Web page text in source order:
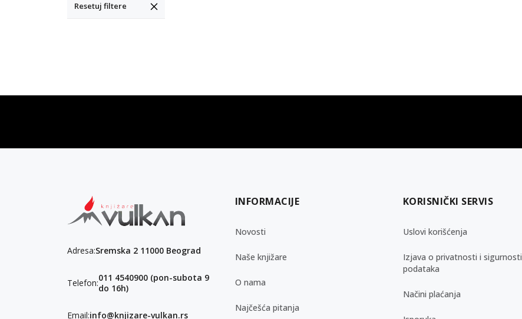
Resetuj filtere
Adresa:Sremska 2 11000 Beograd
Telefon:011 4540900 (pon-subota 9
do 16h)
Email:info@knjizare-vulkan.rs
INFORMACIJE
Novosti
Naše knjižare
O nama
Najčešća pitanja
KORISNIČKI SERVIS
Uslovi korišćenja
Izjava o privatnosti i sigurnosti
podataka
Načini plaćanja